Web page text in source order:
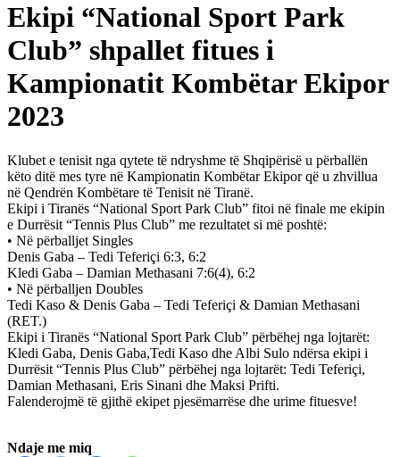
Ekipi “National Sport Park
Club” shpallet fitues i
Kampionatit Kombëtar Ekipor
2023
Klubet e tenisit nga qytete të ndryshme të Shqipërisë u përballën
këto ditë mes tyre në Kampionatin Kombëtar Ekipor që u zhvillua
në Qendrën Kombëtare të Tenisit në Tiranë.
Ekipi i Tiranës “National Sport Park Club” fitoi në finale me ekipin
e Durrësit “Tennis Plus Club” me rezultatet si më poshtë:
• Në përballjet Singles
Denis Gaba – Tedi Teferiçi 6:3, 6:2
Kledi Gaba – Damian Methasani 7:6(4), 6:2
• Në përballjen Doubles
Tedi Kaso & Denis Gaba – Tedi Teferiçi & Damian Methasani
(RET.)
Ekipi i Tiranës “National Sport Park Club” përbëhej nga lojtarët:
Kledi Gaba, Denis Gaba,Tedi Kaso dhe Albi Sulo ndërsa ekipi i
Durrësit “Tennis Plus Club” përbëhej nga lojtarët: Tedi Teferiçi,
Damian Methasani, Eris Sinani dhe Maksi Prifti.
Falenderojmë të gjithë ekipet pjesëmarrëse dhe urime fituesve!
Ndaje me miq